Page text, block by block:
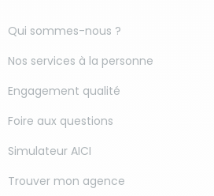
Qui sommes-nous ?
Nos services à la personne
Engagement qualité
Foire aux questions
Simulateur AICI
Trouver mon agence